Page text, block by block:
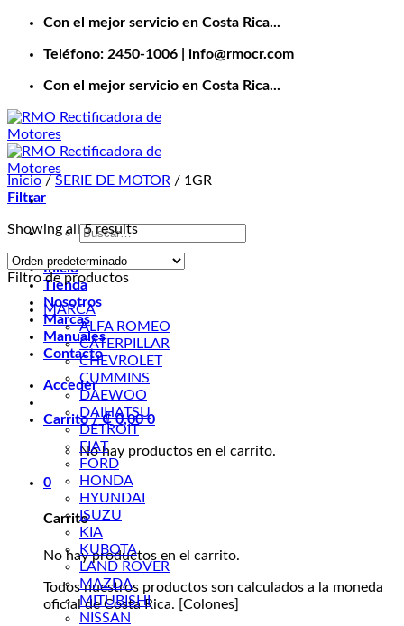
Saltar
contenido
Con el mejor servicio en Costa Rica...
Teléfono: 2450-1006 | info@rmocr.com
Con el mejor servicio en Costa Rica...
Buscar
Inicio
Tienda
Nosotros
Marcas
Manuales
Contacto
Acceder
Carrito /₡0,00 0
No hay productos en el carrito.
0
Carrito
No hay productos en el carrito.
Todos nuestros productos son calculados a la moneda
oficial de Costa Rica. [Colones]
Inicio / SERIE DE MOTOR / 1GR
Filtrar
Showing all 5 results
Filtro de productos
MARCA
ALFA ROMEO
CATERPILLAR
CHEVROLET
CUMMINS
DAEWOO
DAIHATSU
DETROIT
FIAT
FORD
HONDA
HYUNDAI
ISUZU
KIA
KUBOTA
LAND ROVER
MAZDA
MITUBISHI
NISSAN